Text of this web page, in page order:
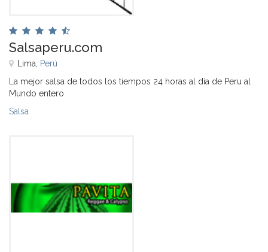
Salsaperu.com
Lima, Perú
La mejor salsa de todos los tiempos 24 horas al día de Peru al
Mundo entero
Salsa